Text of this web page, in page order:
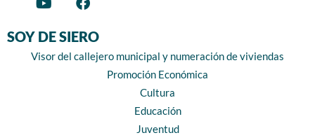
SOY DE SIERO
Visor del callejero municipal y numeración de viviendas
Promoción Económica
Cultura
Educación
Juventud